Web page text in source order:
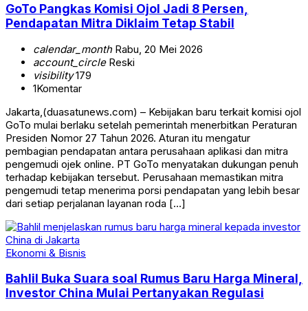
GoTo Pangkas Komisi Ojol Jadi 8 Persen,
Pendapatan Mitra Diklaim Tetap Stabil
calendar_monthRabu, 20 Mei 2026
account_circleReski
visibility179
1Komentar
Jakarta,(duasatunews.com) – Kebijakan baru terkait komisi ojol
GoTo mulai berlaku setelah pemerintah menerbitkan Peraturan
Presiden Nomor 27 Tahun 2026. Aturan itu mengatur
pembagian pendapatan antara perusahaan aplikasi dan mitra
pengemudi ojek online. PT GoTo menyatakan dukungan penuh
terhadap kebijakan tersebut. Perusahaan memastikan mitra
pengemudi tetap menerima porsi pendapatan yang lebih besar
dari setiap perjalanan layanan roda […]
Ekonomi & Bisnis
Bahlil Buka Suara soal Rumus Baru Harga Mineral,
Investor China Mulai Pertanyakan Regulasi